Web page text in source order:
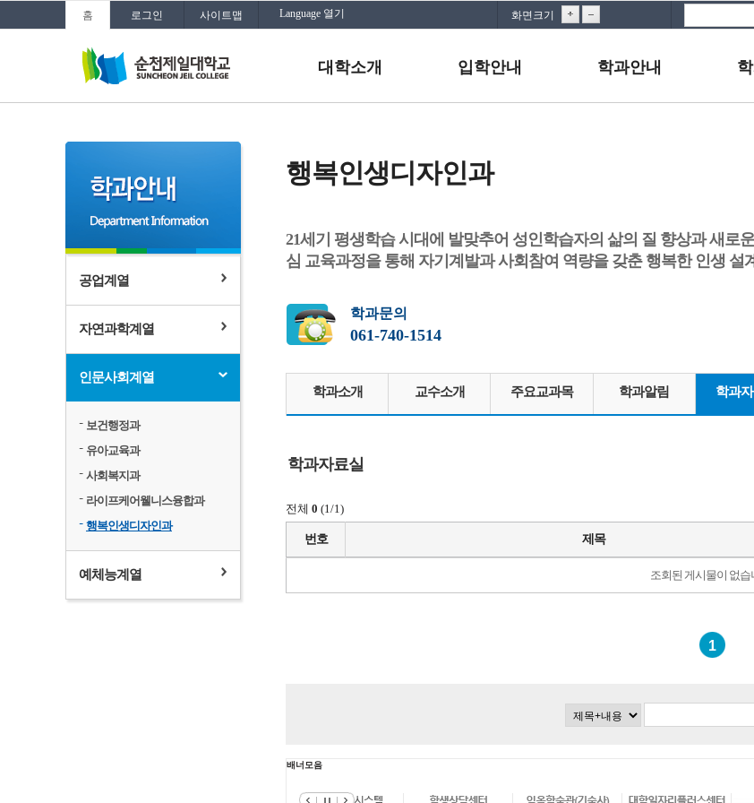
홈 로그인 사이트맵 Language 열기 화면크기
대학소개 입학안내 학과안내
공업계열
자연과학계열
인문사회계열
보건행정과
유아교육과
사회복지과
라이프케어웰니스융합과
행복인생디자인과
예체능계열
행복인생디자인과
21세기 평생학습 시대에 발맞추어 성인학습자의 삶의 질 향상과 새로
심 교육과정을 통해 자기계발과 사회참여 역량을 갖춘 행복한 인생 설
학과문의
061-740-1514
학과소개 교수소개 주요교과목 학과알림 학과
학과자료실
전체 0 (1/1)
번호 제목
조회된 게시물이 없습
1
배너모음